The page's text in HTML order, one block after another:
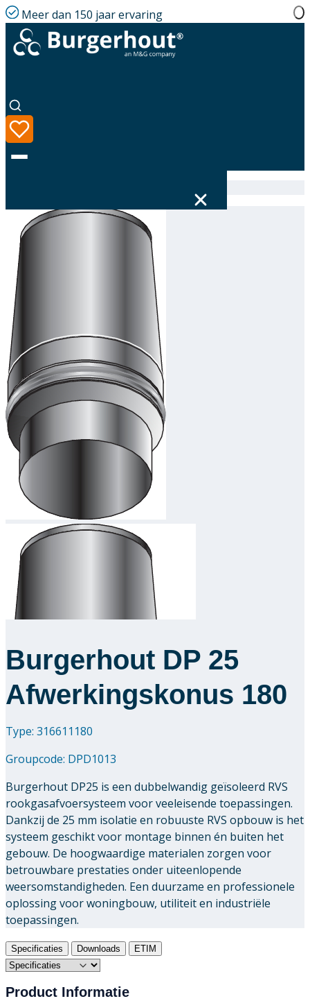
Meer dan 150 jaar ervaring
Taal
Downloads
Academy
Over ons
Contact
Burgerhout DP 25
Afwerkingskonus 180
Type: 316611180
Groupcode: DPD1013
Burgerhout DP25 is een dubbelwandig geïsoleerd RVS
rookgasafvoersysteem voor veeleisende toepassingen.
Dankzij de 25 mm isolatie en robuuste RVS opbouw is het
systeem geschikt voor montage binnen én buiten het
gebouw. De hoogwaardige materialen zorgen voor
betrouwbare prestaties onder uiteenlopende
weersomstandigheden. Een duurzame en professionele
oplossing voor woningbouw, utiliteit en industriële
toepassingen.
Specificaties Downloads ETIM
Product Informatie